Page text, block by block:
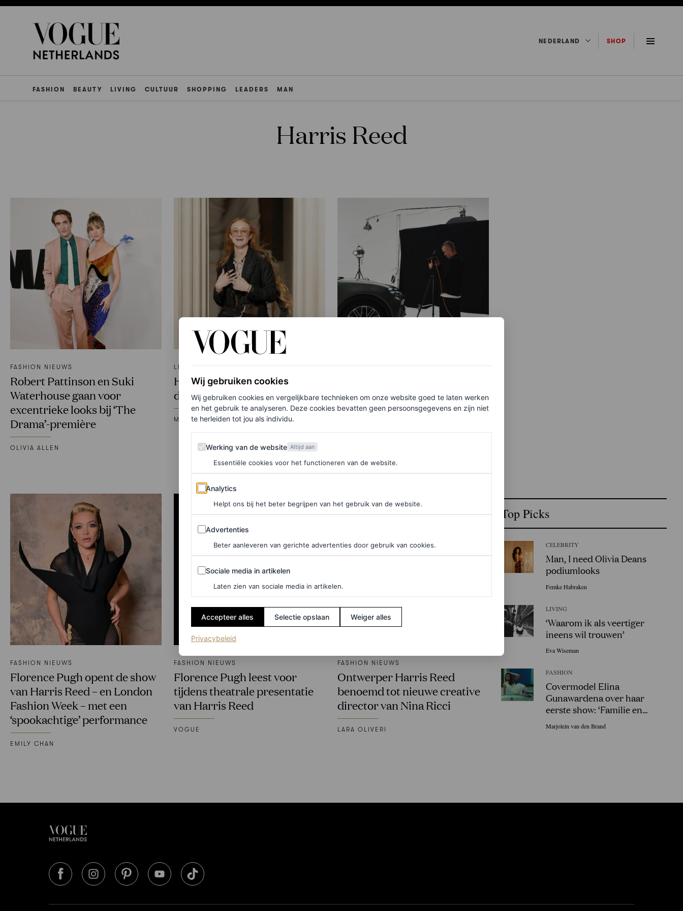
NEDERLAND SHOP
FASHION BEAUTY LIVING CULTUUR SHOPPING LEADERS MAN
Harris Reed
FASHION NIEUWS
Robert Pattinson en Suki
Waterhouse gaan voor
excentrieke looks bij ‘The
Drama’-première
OLIVIA ALLEN
LEADERS
Harris Reed stopt als creative
director van Nina Ricci
MALIHA SHOAIB
PARTNERSHIP
geschoten door
gerenommeerd fotograaf
art
PORSCHE
FASHION NIEUWS
Florence Pugh opent de show
van Harris Reed – en London
Fashion Week – met een
‘spookachtige’ performance
EMILY CHAN
FASHION NIEUWS
Florence Pugh leest voor
tijdens theatrale presentatie
van Harris Reed
VOGUE
FASHION NIEUWS
Ontwerper Harris Reed
benoemd tot nieuwe creative
director van Nina Ricci
LARA OLIVERI
Top Picks
CELEBRITY
Man, I need Olivia Deans
podiumlooks
Femke Habraken
LIVING
‘Waarom ik als veertiger
ineens wil trouwen’
Eva Wiseman
FASHION
Covermodel Elina
Gunawardena over haar
eerste show: ‘Familie en
vrienden in Sri Lanka gingen
uit hun dak!’
Marjolein van den Brand
Wij gebruiken cookies
Wij gebruiken cookies en vergelijkbare technieken om onze website goed te laten werken
en het gebruik te analyseren. Deze cookies bevatten geen persoonsgegevens en zijn niet
te herleiden tot jou als individu.
Werking van de website
Werking van de website Altijd aan
Essentiële cookies voor het functioneren van de website.
Analytics
Analytics
Helpt ons bij het beter begrijpen van het gebruik van de website.
Advertenties
Advertenties
Beter aanleveren van gerichte advertenties door gebruik van cookies.
Sociale media in artikelen
Sociale media in artikelen
Laten zien van sociale media in artikelen.
Accepteer alles Selectie opslaan Weiger alles
Privacybeleid